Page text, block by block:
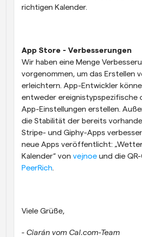
richtigen Kalender.
App Store - Verbesserungen
Wir haben eine Menge
vorgenommen, um das Erstellen
erleichtern. App-Entwickler
entweder ereignistypspezifische
App-Einstellungen erstellen.
die Stabilität der bereits
Stripe- und Giphy-Apps
neue Apps veröffentlicht:
Kalender“ von vejnoe
PeerRich.
Viele Grüße,
- Ciarán vom Cal.com-Team